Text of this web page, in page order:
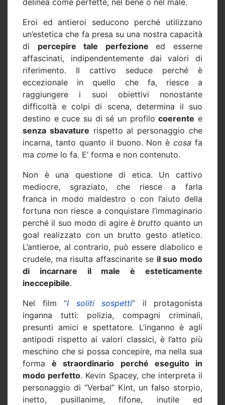
Eroi ed antieroi seducono perché utilizzano
un’estetica che fa presa su una nostra capacità
di percepire tale perfezioneed esserne
affascinati, indipendentemente dai valori di
riferimento. Il cattivo seduce perché è
eccezionale in quello che fa, riesce a
raggiungere i suoi obiettivi nonostante
difficoltà e colpi di scena, determina il suo
destino e cuce su di sé un profilocoerente e
senza sbavature rispetto al personaggio che
incarna, tanto quanto il buono. Non ècosa fa
ma come lo fa. E’ forma e non contenuto.
Non è una questione di etica. Un cattivo
mediocre, sgraziato, che riesce a farla
franca in modo maldestro o con l’aiuto della
fortuna non riesce a conquistare l’immaginario
perché il suo modo di agire è brutto quanto un
goal realizzato con un brutto gesto atletico.
L’antieroe, al contrario, può essere diabolico e
crudele, ma risulta affascinante se il suo modo
di incarnare il male è esteticamente
ineccepibile.
Nel film “I soliti sospetti” il protagonista
inganna tutti: polizia, compagni criminali,
presunti amici e spettatore. L’inganno è agli
antipodi rispetto ai valori classici, è l’atto più
meschino che si possa concepire, ma nella sua
formaè straordinario perché eseguito in
modo perfetto. Kevin Spacey, che interpreta il
personaggio di “Verbal” Kint, un falso storpio,
inetto, pusillanime, fifone, inutile ed